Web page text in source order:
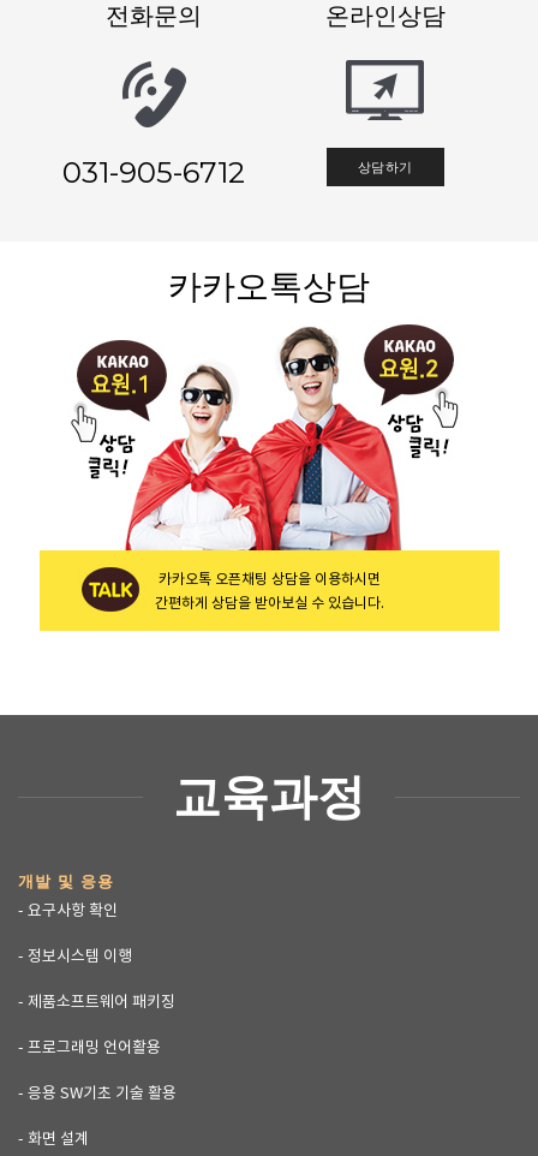
전화문의
031-905-6712
온라인상담
상담하기
카카오톡상담
카카오톡 오픈채팅 상담을 이용하시면
간편하게 상담을 받아보실 수 있습니다.
교육과정
개발 및 응용
- 요구사항 확인
- 정보시스템 이행
- 제품소프트웨어 패키징
- 프로그래밍 언어활용
- 응용 SW기초 기술 활용
- 화면 설계